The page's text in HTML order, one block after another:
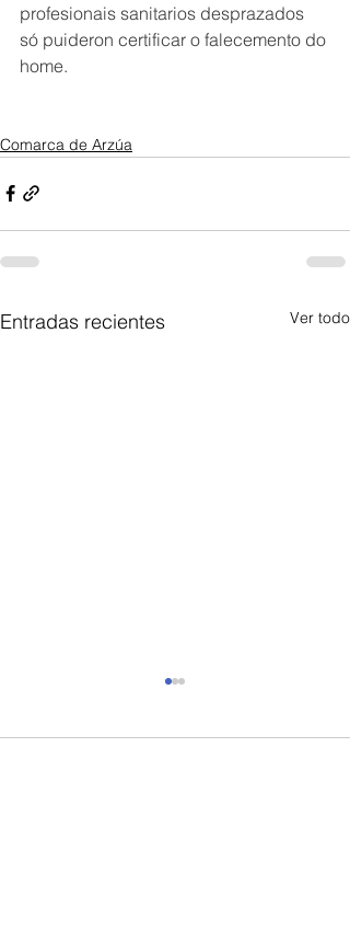
profesionais sanitarios desprazados
só puideron certificar o falecemento do
home.
Comarca de Arzúa
Entradas recientes Ver todo